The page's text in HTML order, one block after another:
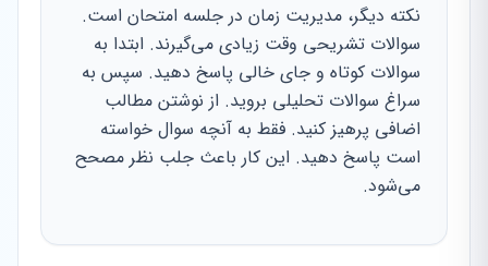
نکته دیگر، مدیریت زمان در جلسه امتحان است.
سوالات تشریحی وقت زیادی می‌گیرند. ابتدا به
سوالات کوتاه و جای خالی پاسخ دهید. سپس به
سراغ سوالات تحلیلی بروید. از نوشتن مطالب
اضافی پرهیز کنید. فقط به آنچه سوال خواسته
است پاسخ دهید. این کار باعث جلب نظر مصحح
می‌شود.